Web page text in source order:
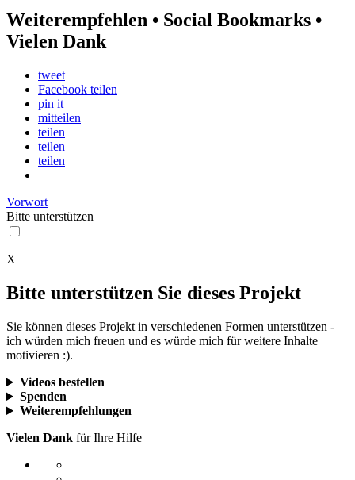
Weiterempfehlen • Social Bookmarks •
Vielen Dank
tweet
Facebook teilen
pin it
mitteilen
teilen
teilen
teilen
Vorwort
Bitte unterstützen
X
Bitte unterstützen Sie dieses Projekt
Sie können dieses Projekt in verschiedenen Formen unterstützen -
ich würden mich freuen und es würde mich für weitere Inhalte
motivieren :).
Videos bestellen
Spenden
Weiterempfehlungen
Vielen Dank für Ihre Hilfe